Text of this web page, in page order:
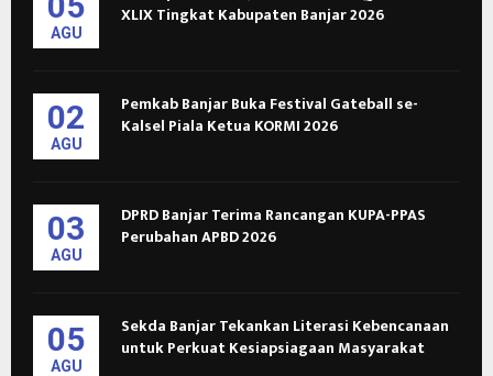
AGU
XLIX Tingkat Kabupaten Banjar 2026
02
AGU
Pemkab Banjar Buka Festival Gateball se-
Kalsel Piala Ketua KORMI 2026
03
AGU
DPRD Banjar Terima Rancangan KUPA-PPAS
Perubahan APBD 2026
05
AGU
Sekda Banjar Tekankan Literasi Kebencanaan
untuk Perkuat Kesiapsiagaan Masyarakat